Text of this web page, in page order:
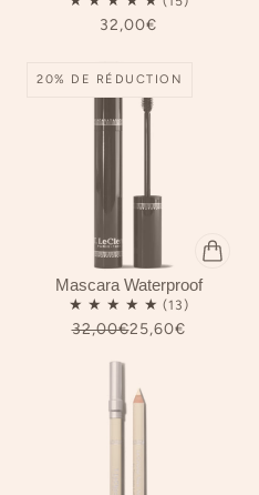
32,00€
20% DE RÉDUCTION
Mascara Waterproof
32,00€25,60€